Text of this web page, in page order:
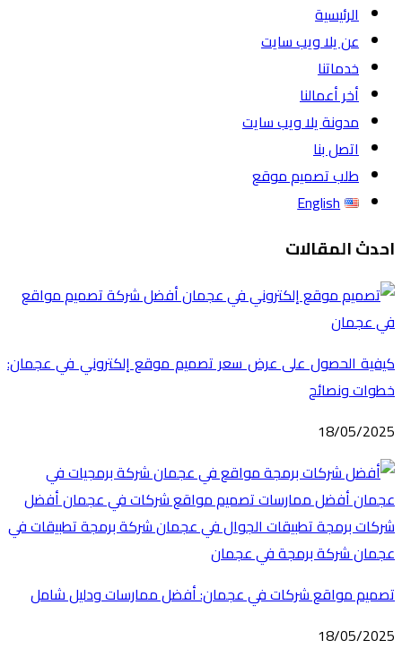
الرئيسية
عن يلا ويب سايت
خدماتنا
أخر أعمالنا
مدونة يلا ويب سايت
اتصل بنا
طلب تصميم موقع
English
احدث المقالات
كيفية الحصول على عرض سعر تصميم موقع إلكتروني في عجمان:
خطوات ونصائح
18/05/2025
تصميم مواقع شركات في عجمان: أفضل ممارسات ودليل شامل
18/05/2025